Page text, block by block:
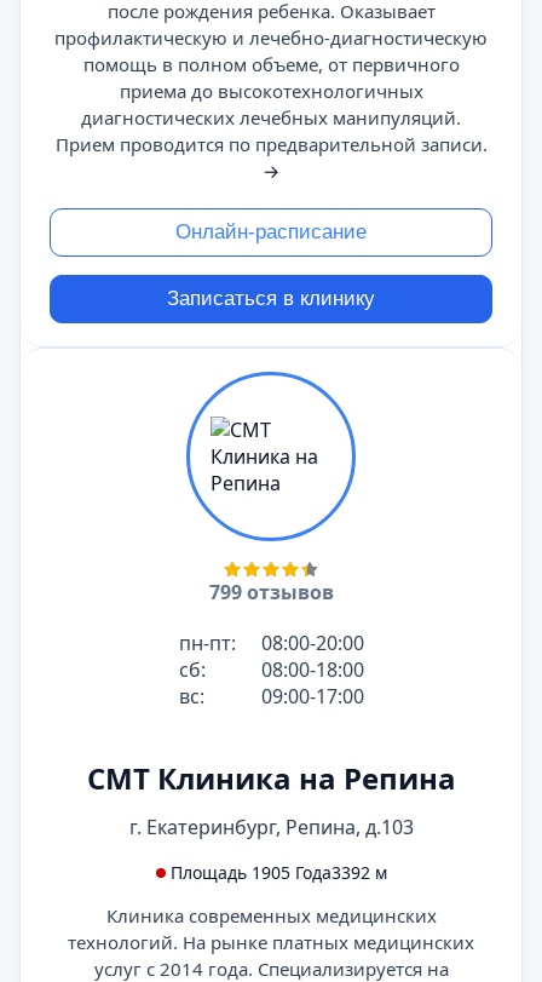
после рождения ребенка. Оказывает
профилактическую и лечебно-диагностическую
помощь в полном объеме, от первичного
приема до высокотехнологичных
диагностических лечебных манипуляций.
Прием проводится по предварительной записи.
→
Онлайн-расписание
Записаться в клинику
799 отзывов
пн-пт:
08:00-20:00
сб:
08:00-18:00
вс:
09:00-17:00
СМТ Клиника на Репина
г. Екатеринбург, Репина, д.103
Площадь 1905 Года3392 м
Клиника современных медицинских
технологий. На рынке платных медицинских
услуг с 2014 года. Специализируется на